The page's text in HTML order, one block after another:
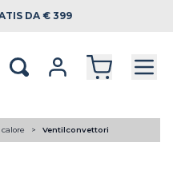
DA € 399
Ventilconvettori